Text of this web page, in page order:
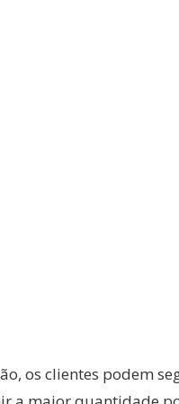
os clientes podem